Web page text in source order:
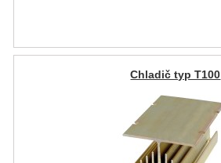
Chladič typ T100